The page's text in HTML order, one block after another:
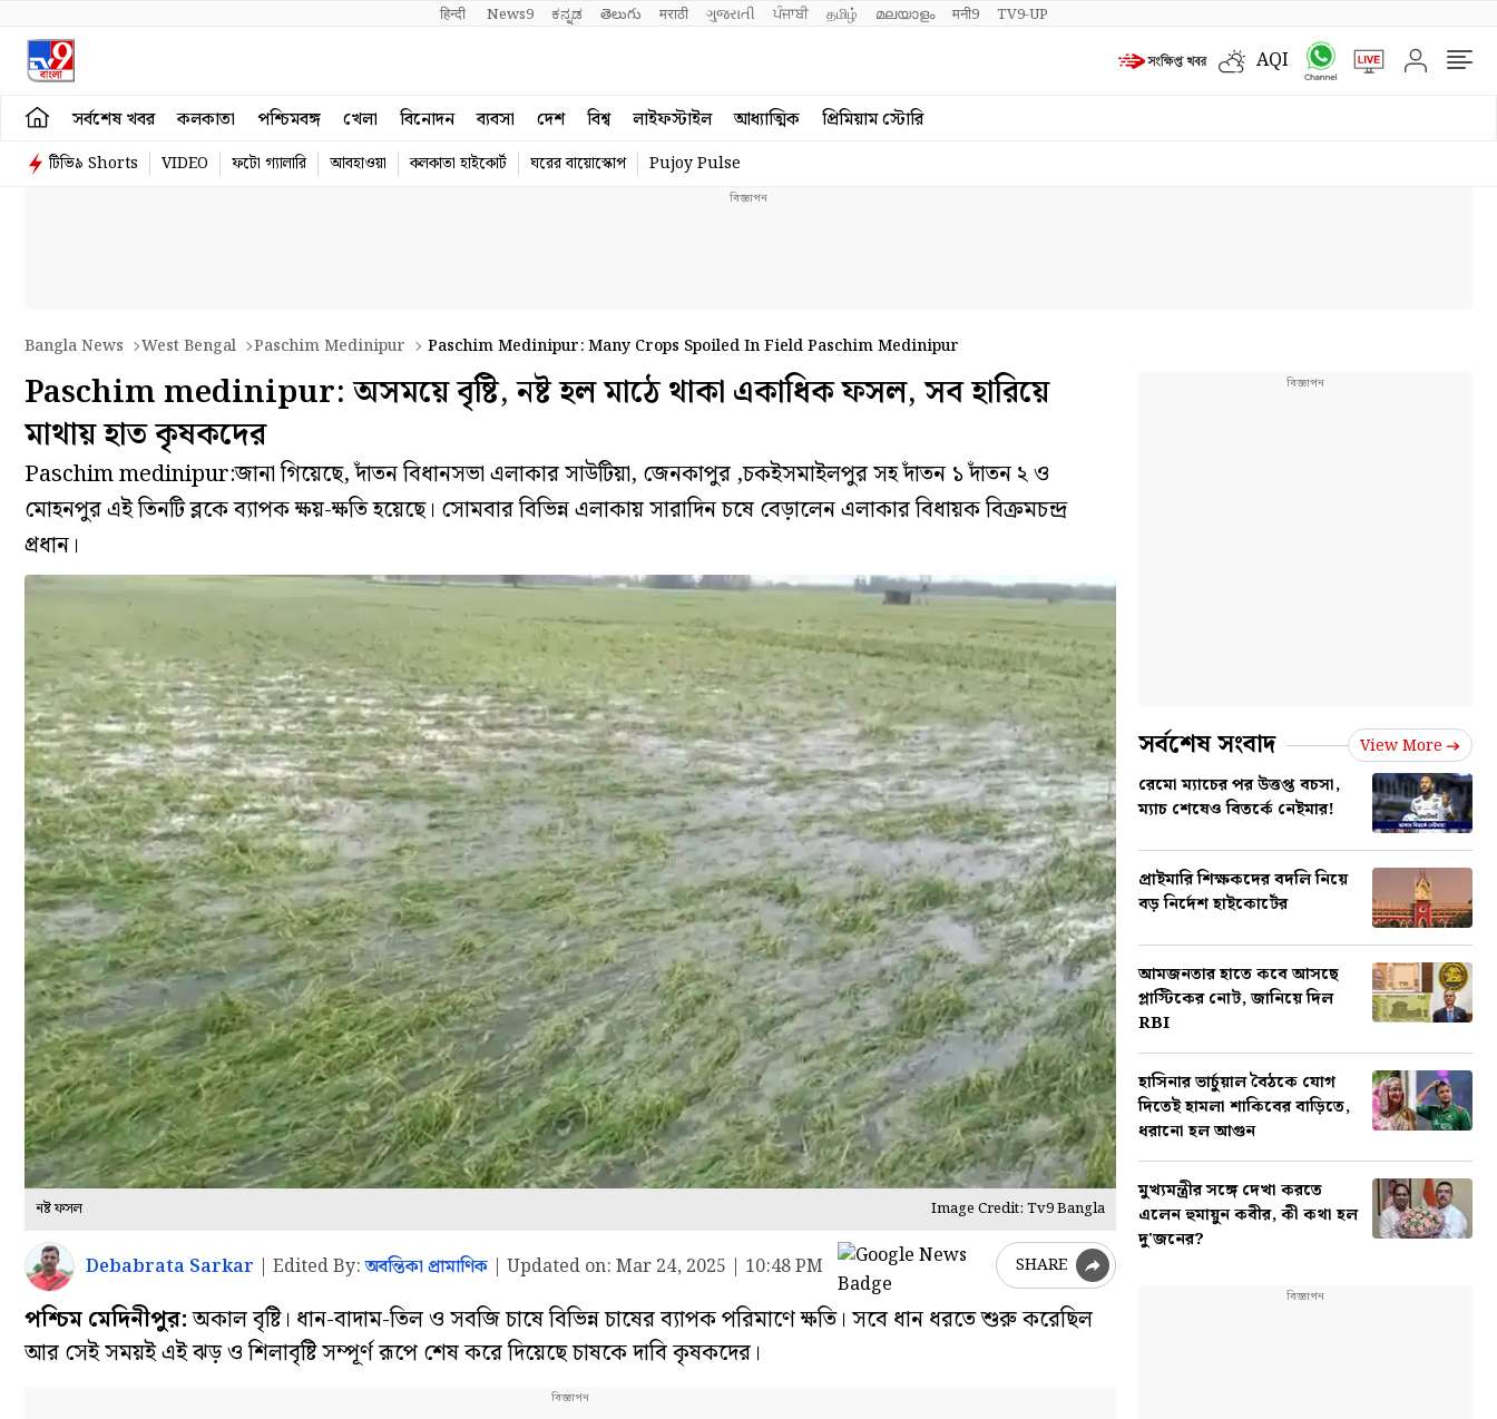
हिन्दी News9 ಕನ್ನಡ తెలుగు मराठी ગુજરાતી ਪੰਜਾਬੀ தமிழ் മലയാളം मनी9 TV9-UP
AQI
সর্বশেষ খবর কলকাতা পশ্চিমবঙ্গ খেলা বিনোদন ব্যবসা দেশ বিশ্ব লাইফস্টাইল আধ্যাত্মিক প্রিমিয়াম স্টোরি
টিভি৯ Shorts VIDEO ফটো গ্যালারি আবহাওয়া কলকাতা হাইকোর্ট ঘরের বায়োস্কোপ Pujoy Pulse
Bangla News West Bengal Paschim Medinipur Paschim Medinipur: Many Crops Spoiled In Field Paschim Medinipur
Paschim medinipur: অসময়ে বৃষ্টি, নষ্ট হল মাঠে থাকা একাধিক ফসল, সব হারিয়ে
মাথায় হাত কৃষকদের
Paschim medinipur:জানা গিয়েছে, দাঁতন বিধানসভা এলাকার সাউটিয়া, জেনকাপুর ,চকইসমাইলপুর সহ দাঁতন ১ দাঁতন ২ ও
মোহনপুর এই তিনটি ব্লকে ব্যাপক ক্ষয়-ক্ষতি হয়েছে। সোমবার বিভিন্ন এলাকায় সারাদিন চষে বেড়ালেন এলাকার বিধায়ক বিক্রমচন্দ্র
প্রধান।
নষ্ট ফসল Image Credit: Tv9 Bangla
Debabrata Sarkar | Edited By:অবন্তিকা প্রামাণিক | Updated on: Mar 24, 2025 | 10:48 PM SHARE
পশ্চিম মেদিনীপুর:অকাল বৃষ্টি। ধান-বাদাম-তিল ও সবজি চাষে বিভিন্ন চাষের ব্যাপক পরিমাণে ক্ষতি। সবে ধান ধরতে শুরু করেছিল
আর সেই সময়ই এই ঝড় ও শিলাবৃষ্টি সম্পূর্ণ রূপে শেষ করে দিয়েছে চাষকে দাবি কৃষকদের।
সর্বশেষ সংবাদ View More
রেমো ম্যাচের পর উত্তপ্ত বচসা,
ম্যাচ শেষেও বিতর্কে নেইমার!
প্রাইমারি শিক্ষকদের বদলি নিয়ে
বড় নির্দেশ হাইকোর্টের
আমজনতার হাতে কবে আসছে
প্লাস্টিকের নোট, জানিয়ে দিল
RBI
হাসিনার ভার্চুয়াল বৈঠকে যোগ
দিতেই হামলা শাকিবের বাড়িতে,
ধরানো হল আগুন
মুখ্যমন্ত্রীর সঙ্গে দেখা করতে
এলেন হুমায়ুন কবীর, কী কথা হল
দু'জনের?